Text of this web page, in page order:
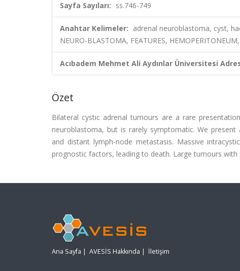
Sayfa Sayıları: ss.746-749
Anahtar Kelimeler: adrenal neuroblastoma, cyst,
NEURO-BLASTOMA, FEATURES,
Acıbadem Mehmet Ali Aydınlar Üniversitesi
Özet
Bilateral cystic adrenal tumours are a rare
neuroblastoma, but is rarely symptomatic. We
and distant lymph-node metastasis. Massive
prognostic factors, leading to death. Large tumours
Ana Sayfa | AVESİS Hakkında | İletişim